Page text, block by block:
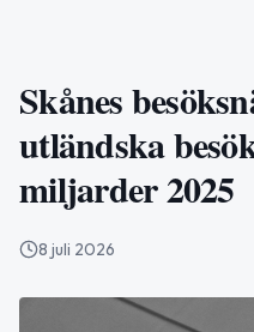
Skånes
utländska
miljarder 2025
8 juli 2026